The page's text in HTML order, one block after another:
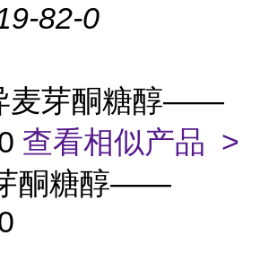
82-0
麦芽酮糖醇——
查看相似产品 >
酮糖醇——